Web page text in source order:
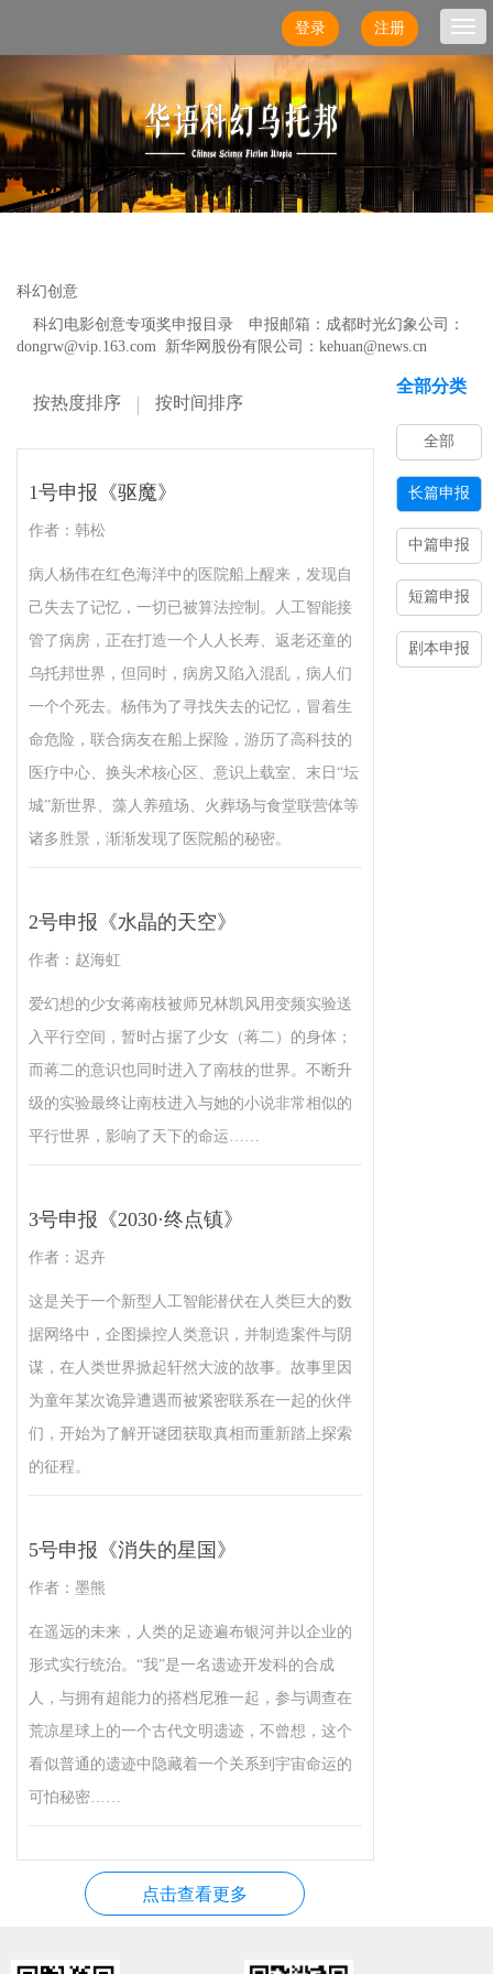
注册
登录
科幻创意
科幻电影创意专项奖申报目录 申报邮箱：成都时光幻象公司：
dongrw@vip.163.com 新华网股份有限公司： kehuan@news.cn
按热度排序 按时间排序
1号申报《驱魔》
作者：韩松
病人杨伟在红色海洋中的医院船上醒来，发现自
己失去了记忆，一切已被算法控制。人工智能接
管了病房，正在打造一个人人长寿、返老还童的
乌托邦世界，但同时，病房又陷入混乱，病人们
一个个死去。杨伟为了寻找失去的记忆，冒着生
命危险，联合病友在船上探险，游历了高科技的
医疗中心、换头术核心区、意识上载室、末日“坛
城”新世界、藻人养殖场、火葬场与食堂联营体等
诸多胜景，渐渐发现了医院船的秘密。
2号申报《水晶的天空》
作者：赵海虹
爱幻想的少女蒋南枝被师兄林凯风用变频实验送
入平行空间，暂时占据了少女（蒋二）的身体；
而蒋二的意识也同时进入了南枝的世界。不断升
级的实验最终让南枝进入与她的小说非常相似的
平行世界，影响了天下的命运……
3号申报《2030·终点镇》
作者：迟卉
这是关于一个新型人工智能潜伏在人类巨大的数
据网络中，企图操控人类意识，并制造案件与阴
谋，在人类世界掀起轩然大波的故事。故事里因
为童年某次诡异遭遇而被紧密联系在一起的伙伴
们，开始为了解开谜团获取真相而重新踏上探索
的征程。
5号申报《消失的星国》
作者：墨熊
在遥远的未来，人类的足迹遍布银河并以企业的
形式实行统治。“我”是一名遗迹开发科的合成
人，与拥有超能力的搭档尼雅一起，参与调查在
荒凉星球上的一个古代文明遗迹，不曾想，这个
看似普通的遗迹中隐藏着一个关系到宇宙命运的
可怕秘密……
点击查看更多
全部分类
全部
长篇申报
中篇申报
短篇申报
剧本申报